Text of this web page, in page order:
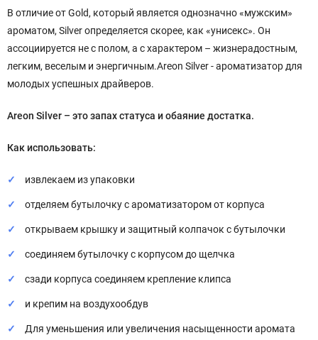
В отличие от Gold, который является однозначно «мужским»
ароматом, Silver определяется скорее, как «унисекс». Он
ассоциируется не с полом, а с характером – жизнерадостным,
легким, веселым и энергичным.Areon Silver - ароматизатор для
молодых успешных драйверов.
Areon Silver – это запах статуса и обаяние достатка.
Как использовать:
извлекаем из упаковки
отделяем бутылочку с ароматизатором от корпуса
открываем крышку и защитный колпачок с бутылочки
соединяем бутылочку с корпусом до щелчка
сзади корпуса соединяем крепление клипса
и крепим на воздухообдув
Для уменьшения или увеличения насыщенности аромата